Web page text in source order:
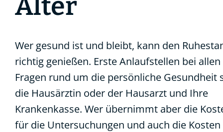
Wer gesund ist und bleibt, kann den
richtig genießen. Erste Anlaufstellen bei allen
Fragen rund um die persönliche Gesundheit
die Hausärztin oder der Hausarzt und Ihre
Krankenkasse. Wer übernimmt aber die
für die Untersuchungen und auch die